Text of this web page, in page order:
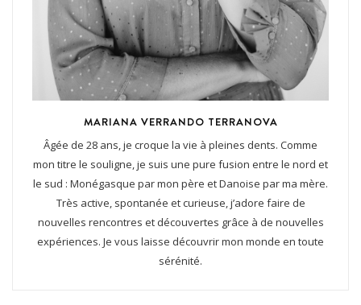
MARIANA VERRANDO TERRANOVA
Âgée de 28 ans, je croque la vie à pleines dents. Comme
mon titre le souligne, je suis une pure fusion entre le nord et
le sud : Monégasque par mon père et Danoise par ma mère.
Très active, spontanée et curieuse, j’adore faire de
nouvelles rencontres et découvertes grâce à de nouvelles
expériences. Je vous laisse découvrir mon monde en toute
sérénité.